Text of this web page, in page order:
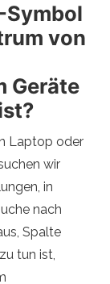
Symbol
von
Geräte
Laptop oder
wir
in
nach
Spalte
tun ist,